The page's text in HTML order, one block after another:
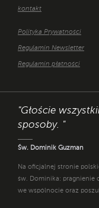
kontakt
Polityka Prywatności
Regulamin Newsletter
Regulamin płatności
"Głoście
sposoby. "
Św. Dominik Guzman
Na oficjalnej stronie
św. Dominika: pragnienie
we wspólnocie oraz